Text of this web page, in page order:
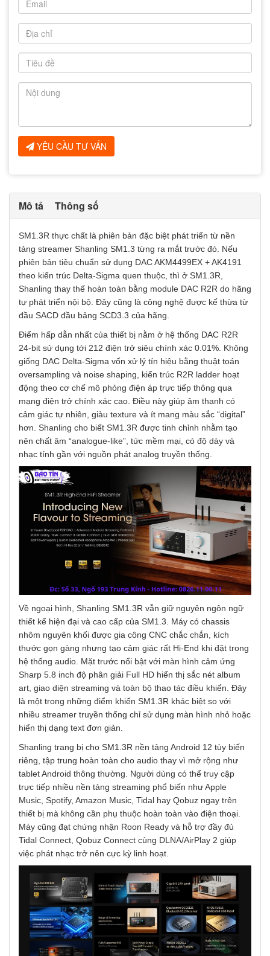
YÊU CẦU TƯ VẤN
Mô tả Thông số
SM1.3R thực chất là phiên bản đặc biệt phát triển từ nền
tảng streamer Shanling SM1.3 từng ra mắt trước đó. Nếu
phiên bản tiêu chuẩn sử dụng DAC AKM4499EX + AK4191
theo kiến trúc Delta-Sigma quen thuộc, thì ở SM1.3R,
Shanling thay thế hoàn toàn bằng module DAC R2R do hãng
tự phát triển nội bộ. Đây cũng là công nghệ được kế thừa từ
đầu SACD đầu bảng SCD3.3 của hãng.
Điểm hấp dẫn nhất của thiết bị nằm ở hệ thống DAC R2R
24-bit sử dụng tới 212 điện trở siêu chính xác 0.01%. Không
giống DAC Delta-Sigma vốn xử lý tín hiệu bằng thuật toán
oversampling và noise shaping, kiến trúc R2R ladder hoạt
động theo cơ chế mô phỏng điện áp trực tiếp thông qua
mạng điện trở chính xác cao. Điều này giúp âm thanh có
cảm giác tự nhiên, giàu texture và ít mang màu sắc “digital”
hơn. Shanling cho biết SM1.3R được tinh chỉnh nhằm tạo
nên chất âm “analogue-like”, tức mềm mại, có độ dày và
nhạc tính gần với nguồn phát analog truyền thống.
Về ngoại hình, Shanling SM1.3R vẫn giữ nguyên ngôn ngữ
thiết kế hiện đại và cao cấp của SM1.3. Máy có chassis
nhôm nguyên khối được gia công CNC chắc chắn, kích
thước gọn gàng nhưng tạo cảm giác rất Hi-End khi đặt trong
hệ thống audio. Mặt trước nổi bật với màn hình cảm ứng
Sharp 5.8 inch độ phân giải Full HD hiển thị sắc nét album
art, giao diện streaming và toàn bộ thao tác điều khiển. Đây
là một trong những điểm khiến SM1.3R khác biệt so với
nhiều streamer truyền thống chỉ sử dụng màn hình nhỏ hoặc
hiển thị dạng text đơn giản.
Shanling trang bị cho SM1.3R nền tảng Android 12 tùy biến
riêng, tập trung hoàn toàn cho audio thay vì mở rộng như
tablet Android thông thường. Người dùng có thể truy cập
trực tiếp nhiều nền tảng streaming phổ biến như Apple
Music, Spotify, Amazon Music, Tidal hay Qobuz ngay trên
thiết bị mà không cần phụ thuộc hoàn toàn vào điện thoại.
Máy cũng đạt chứng nhận Roon Ready và hỗ trợ đầy đủ
Tidal Connect, Qobuz Connect cùng DLNA/AirPlay 2 giúp
việc phát nhạc trở nên cực kỳ linh hoạt.